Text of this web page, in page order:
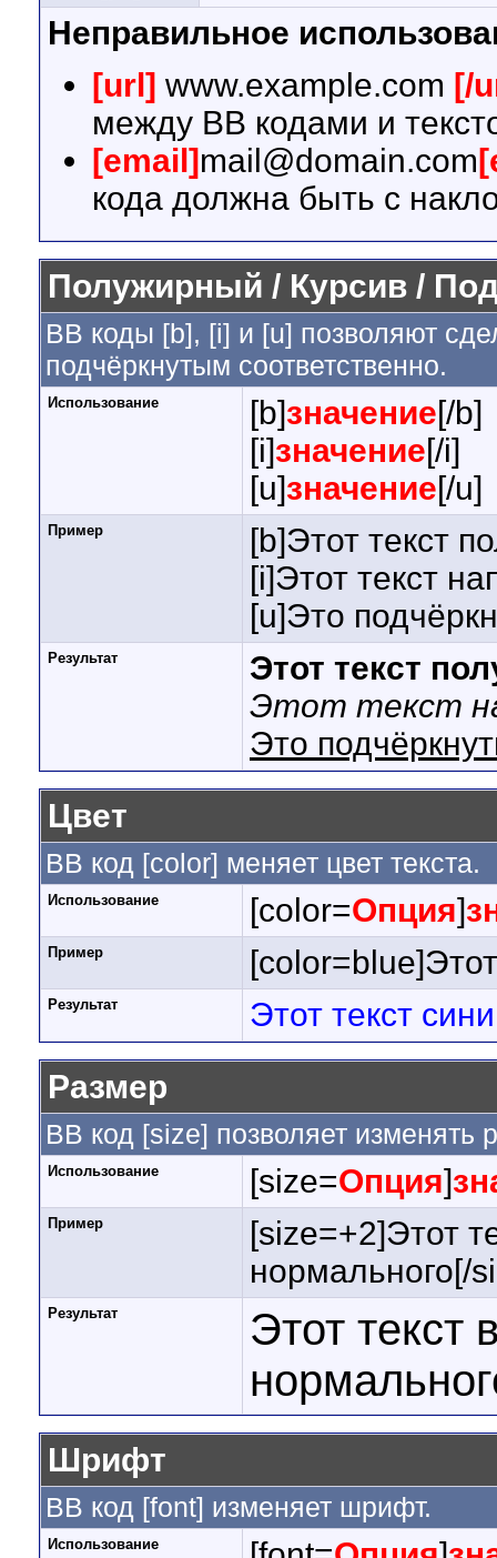
Неправильное
[url] www.example.com [/
между BB кодами и
[email] mail@domain.com
кода должна быть с
Полужирный / Курсив /
BB коды [b], [i] и [u] позволяют
подчёркнутым соответственно.
Использование [b]значение[/b]
[i]значение[/i]
[u]значение[/u]
Пример
[b]Этот текст
[i]Этот текст
[u]Это
Результат
Этот текст
Этот текст
Это
Цвет
BB код [color] меняет цвет текста.
Использование [color=Опция]
Пример
Результат
Этот текст
Размер
BB код [size] позволяет
Использование [size=Опция]
Пример
[size=+2]Этот
нормального[/
Результат
Этот текст
Шрифт
BB код [font] изменяет шрифт.
Использование